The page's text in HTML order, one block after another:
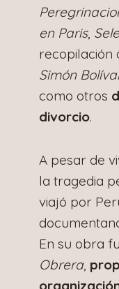
en Paris,
recopilación
Simón
como otros
divorcio.
A pesar de
la tragedia
viajó por
En su obra
Obrera,